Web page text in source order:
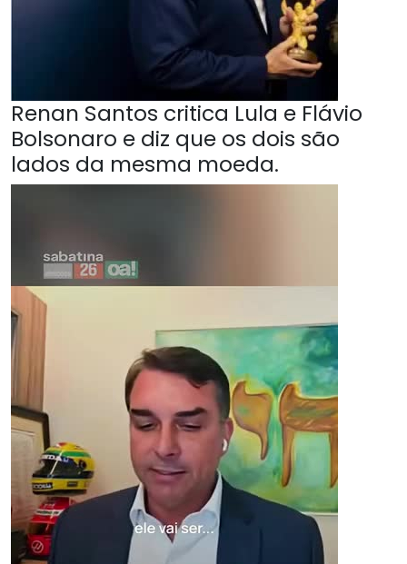
Renan Santos critica Lula e Flávio
Bolsonaro e diz que os dois são
lados da mesma moeda.